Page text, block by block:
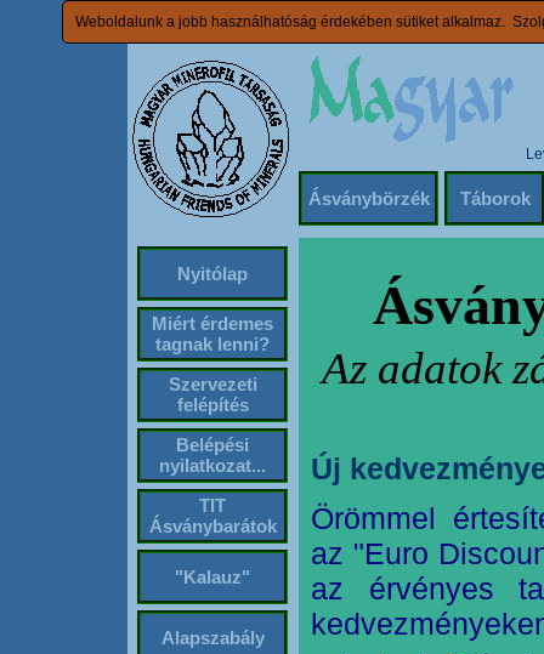
Weboldalunk a jobb használhatóság érdekében sütiket alkalmaz.
Ásványbörzék Táborok
Nyitólap
Miért érdemes
tagnak lenni?
Szervezeti
felépítés
Belépési
nyilatkozat...
TIT
Ásványbarátok
"Kalauz"
Alapszabály
Az adatok
Új
Örömmel
az "Euro
az érvényes